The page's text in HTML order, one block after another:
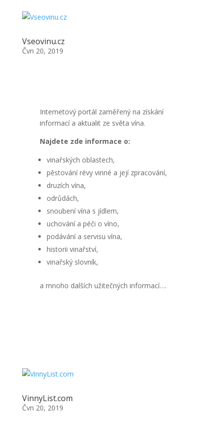
Vseovinu.cz
Čvn 20, 2019
Internetový portál zaměřený na získání
informací a aktualit ze světa vína.
Najdete zde informace o:
vinařských oblastech,
pěstování révy vinné a její zpracování,
druzích vína,
odrůdách,
snoubení vína s jídlem,
uchování a péči o víno,
podávání a servisu vína,
historii vinařství,
vinařský slovník,
a mnoho dalších užitečných informací….
VinnyList.com
Čvn 20, 2019